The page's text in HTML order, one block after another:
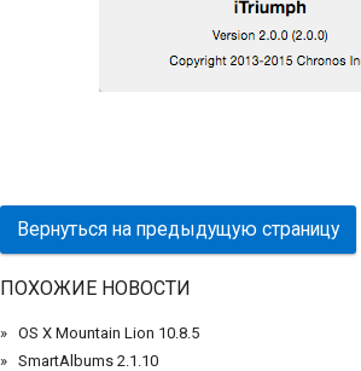
Вернуться на предыдущую страницу
ПОХОЖИЕ НОВОСТИ
OS X Mountain Lion 10.8.5
SmartAlbums 2.1.10